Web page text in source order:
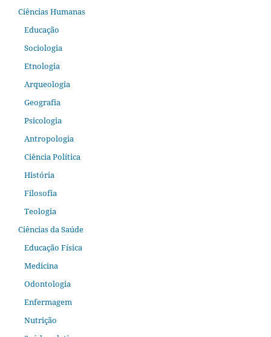
Ciências Humanas
Educação
Sociologia
Etnologia
Arqueologia
Geografia
Psicologia
Antropologia
Ciência Política
História
Filosofia
Teologia
Ciências da Saúde
Educação Física
Medicina
Odontologia
Enfermagem
Nutrição